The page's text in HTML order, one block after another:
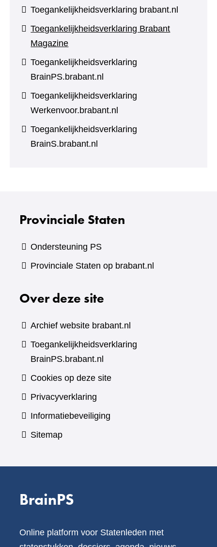
Toegankelijkheidsverklaring brabant.nl
Toegankelijkheidsverklaring Brabant
Magazine
Toegankelijkheidsverklaring
BrainPS.brabant.nl
Toegankelijkheidsverklaring
Werkenvoor.brabant.nl
Toegankelijkheidsverklaring
BrainS.brabant.nl
Provinciale Staten
Ondersteuning PS
Provinciale Staten op brabant.nl
Over deze site
Archief website brabant.nl
Toegankelijkheidsverklaring
BrainPS.brabant.nl
Cookies op deze site
Privacyverklaring
Informatiebeveiliging
Sitemap
BrainPS
Online platform voor Statenleden met